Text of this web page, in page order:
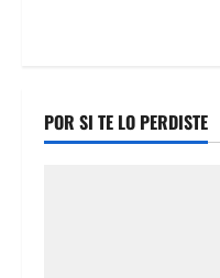
POR SI TE LO PERDISTE